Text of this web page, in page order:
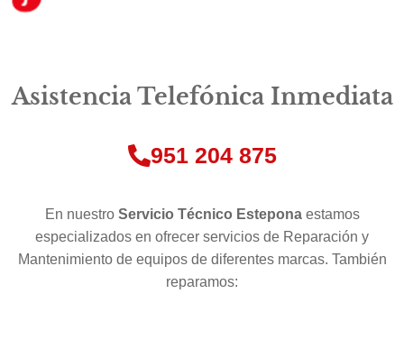
Asistencia Telefónica Inmediata
951 204 875
En nuestro Servicio Técnico Esteponaestamos
especializados en ofrecer servicios de Reparación y
Mantenimiento de equipos de diferentes marcas. También
reparamos: